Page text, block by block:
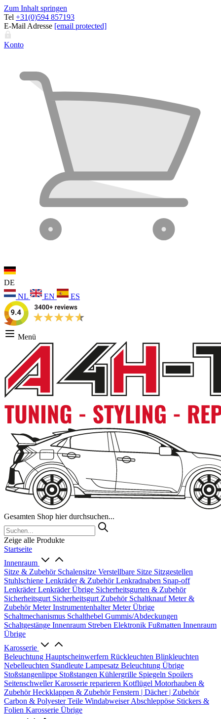
Zum Inhalt springen
Tel +31(0)594 857193
E-Mail Adresse [email protected]
Konto
DE
NL
EN ES
Menü
Gesamten Shop hier durchsuchen...
Zeige alle Produkte
Startseite
Innenraum
Sitze & Zubehör Schalensitze Verstellbare Sitze Sitzgestellen
Stuhlschiene Lenkräder & ZubehörLenkradnaben Snap-off
LenkräderLenkräder Übrige Sicherheitsgurten & Zubehör
Sicherheitsgurt Sicherheitsgurt Zubehör SchaltknaufMeter &
ZubehörMeterInstrumentenhalterMeter Übrige
Schaltmechanismus Schalthebel Gummis/Abdeckungen
Schaltgestänge Innenraum Streben Elektronik Fußmatten Innenraum
Übrige
Karosserie
Beleuchtung Hauptscheinwerfern Rückleuchten Blinkleuchten
Nebelleuchten Standleute Lampesatz Beleuchtung Übrige
Stoßstangenlippe Stoßstangen Kühlergrille Spiegeln Spoilers
SeitenschwellerKarosserie reparieren Kotflügel Motorhauben &
ZubehörHeckklappen & ZubehörFenstern | Dächer | Zubehör
Carbon & Polyester Teile WindabweiserAbschleppöse Stickers &
Folien Karosserie Übrige